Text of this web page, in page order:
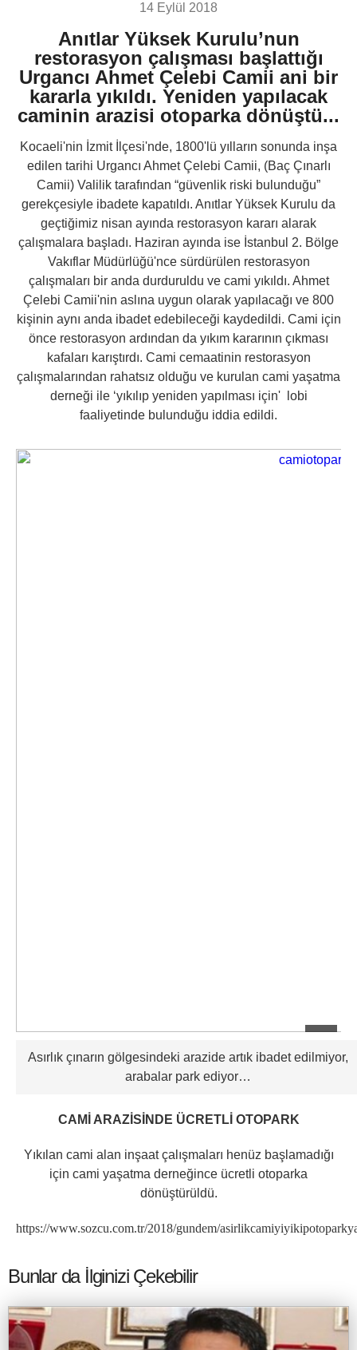
14 Eylül 2018
Anıtlar Yüksek Kurulu’nun
restorasyon çalışması başlattığı
Urgancı Ahmet Çelebi Camii ani bir
kararla yıkıldı. Yeniden yapılacak
caminin arazisi otoparka dönüştü...
Kocaeli'nin İzmit İlçesi'nde, 1800'lü yılların sonunda inşa
edilen tarihi Urgancı Ahmet Çelebi Camii, (Baç Çınarlı
Camii) Valilik tarafından “güvenlik riski bulunduğu”
gerekçesiyle ibadete kapatıldı. Anıtlar Yüksek Kurulu da
geçtiğimiz nisan ayında restorasyon kararı alarak
çalışmalara başladı. Haziran ayında ise İstanbul 2. Bölge
Vakıflar Müdürlüğü'nce sürdürülen restorasyon
çalışmaları bir anda durduruldu ve cami yıkıldı. Ahmet
Çelebi Camii'nin aslına uygun olarak yapılacağı ve 800
kişinin aynı anda ibadet edebileceği kaydedildi. Cami için
önce restorasyon ardından da yıkım kararının çıkması
kafaları karıştırdı. Cami cemaatinin restorasyon
çalışmalarından rahatsız olduğu ve kurulan cami yaşatma
derneği ile ‘yıkılıp yeniden yapılması için' lobi
faaliyetinde bulunduğu iddia edildi.
Asırlık çınarın gölgesindeki arazide artık ibadet edilmiyor,
arabalar park ediyor…
CAMİ ARAZİSİNDE ÜCRETLİ OTOPARK
Yıkılan cami alan inşaat çalışmaları henüz başlamadığı
için cami yaşatma derneğince ücretli otoparka
dönüştürüldü.
https://www.sozcu.com.tr/2018/gundem/
Bunlar da İlginizi Çekebilir